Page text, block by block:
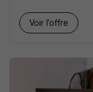
Voir l’offre